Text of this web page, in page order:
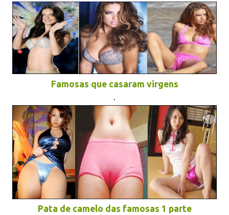
Famosas que casaram virgens
.
Pata de camelo das famosas 1 parte